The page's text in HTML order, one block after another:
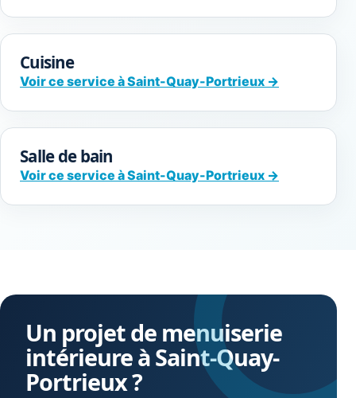
Cuisine
Voir ce service à Saint-Quay-Portrieux →
Salle de bain
Voir ce service à Saint-Quay-Portrieux →
Un projet de menuiserie
intérieure à Saint-Quay-
Portrieux ?